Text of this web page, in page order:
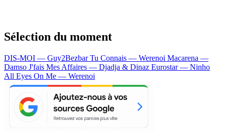
Sélection du moment
DIS-MOI — Guy2BezbarTu Connais — Werenoi Macarena —
Damso J'fais Mes Affaires — Djadja & Dinaz Eurostar — Ninho
All Eyes On Me — Werenoi